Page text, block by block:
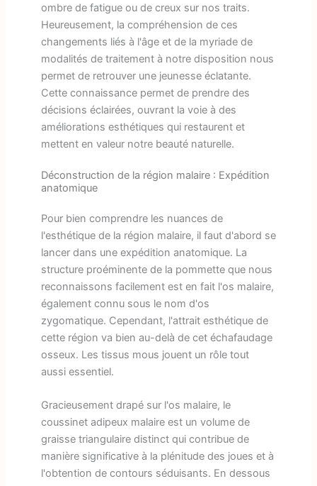
ombre de fatigue ou de creux sur nos traits.
Heureusement, la compréhension de ces
changements liés à l'âge et de la myriade de
modalités de traitement à notre disposition nous
permet de retrouver une jeunesse éclatante.
Cette connaissance permet de prendre des
décisions éclairées, ouvrant la voie à des
améliorations esthétiques qui restaurent et
mettent en valeur notre beauté naturelle.
Déconstruction de la région malaire : Expédition
anatomique
Pour bien comprendre les nuances de
l'esthétique de la région malaire, il faut d'abord se
lancer dans une expédition anatomique. La
structure proéminente de la pommette que nous
reconnaissons facilement est en fait l'os malaire,
également connu sous le nom d'os
zygomatique. Cependant, l'attrait esthétique de
cette région va bien au-delà de cet échafaudage
osseux. Les tissus mous jouent un rôle tout
aussi essentiel.
Gracieusement drapé sur l'os malaire, le
coussinet adipeux malaire est un volume de
graisse triangulaire distinct qui contribue de
manière significative à la plénitude des joues et à
l'obtention de contours séduisants. En dessous